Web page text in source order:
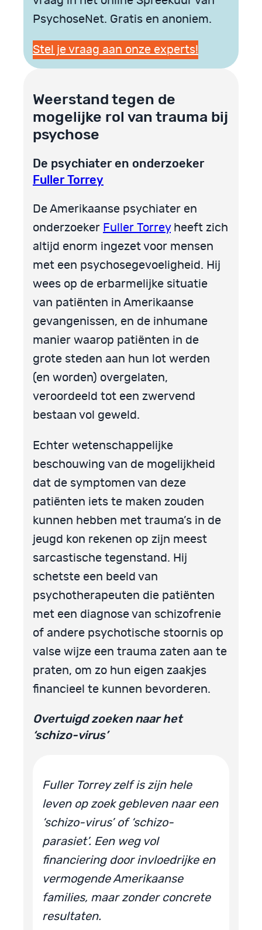
PsychoseNet. Gratis en anoniem.
Stel je vraag aan onze experts!
Weerstand tegen de
mogelijke rol van trauma bij
psychose
De psychiater en onderzoeker
Fuller Torrey
De Amerikaanse psychiater en
onderzoeker Fuller Torreyheeft zich
altijd enorm ingezet voor mensen
met een psychosegevoeligheid. Hij
wees op de erbarmelijke situatie
van patiënten in Amerikaanse
gevangenissen, en de inhumane
manier waarop patiënten in de
grote steden aan hun lot werden
(en worden) overgelaten,
veroordeeld tot een zwervend
bestaan vol geweld.
Echter wetenschappelijke
beschouwing van de mogelijkheid
dat de symptomen van deze
patiënten iets te maken zouden
kunnen hebben met trauma’s in de
jeugd kon rekenen op zijn meest
sarcastische tegenstand. Hij
schetste een beeld van
psychotherapeuten die patiënten
met een diagnose van schizofrenie
of andere psychotische stoornis op
valse wijze een trauma zaten aan te
praten, om zo hun eigen zaakjes
financieel te kunnen bevorderen.
Overtuigd zoeken naar het
‘schizo-virus’
Fuller Torrey zelf is zijn hele
leven op zoek gebleven naar een
‘schizo-virus’ of ‘schizo-
parasiet’. Een weg vol
financiering door invloedrijke en
vermogende Amerikaanse
families, maar zonder concrete
resultaten.